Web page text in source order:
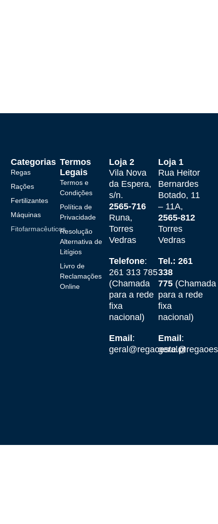
Loja 1
Rua Heitor
Bernardes
Botado, 11
– 11A,
2565-812
Torres
Vedras
Tel.: 261
338
775(Chamada
para a rede
fixa
nacional)
Email:
Loja 2
Vila Nova
da Espera,
s/n.
2565-716
Runa,
Torres
Vedras
Telefone:
261 313 785
(Chamada
para a rede
fixa
nacional)
Email:
geral@regaoeste.pt
Termos
Legais
Termos e
Condições
Política de
Privacidade
Resolução
Alternativa de
Litígios
Livro de
Reclamações
Online
Categorias
Regas
Rações
Fertilizantes
Máquinas
Fitofarmacêuticos